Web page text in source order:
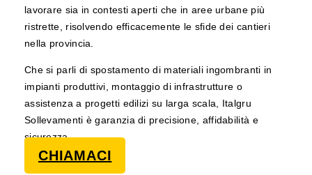
lavorare sia in contesti aperti che in aree urbane più
ristrette, risolvendo efficacemente le sfide dei cantieri
nella provincia.
Che si parli di spostamento di materiali ingombranti in
impianti produttivi, montaggio di infrastrutture o
assistenza a progetti edilizi su larga scala, Italgru
Sollevamenti è garanzia di precisione, affidabilità e
sicurezza
CHIAMACI